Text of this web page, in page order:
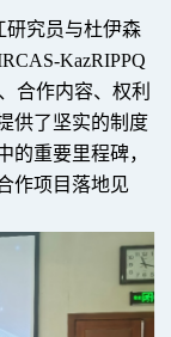
研究员与杜伊森
KazRIPPQ
合作内容、权利
供了坚实的制度
的重要里程碑，
作项目落地见